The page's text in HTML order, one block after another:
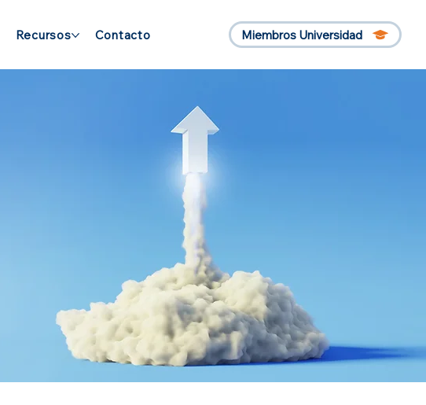
Miembros Universidad
Recursos Contacto